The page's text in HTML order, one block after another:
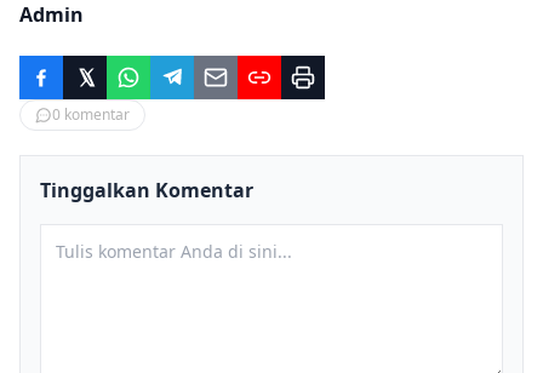
Admin
0 komentar
Tinggalkan Komentar